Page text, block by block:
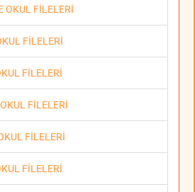
OKUL FİLELERİ
FİLELERİ
FİLELERİ
FİLELERİ
FİLELERİ
FİLELERİ